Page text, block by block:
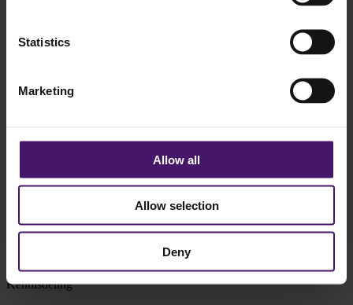
Statistics
Marketing
Allow all
Allow selection
Deny
Lees verder
Kennisdeling